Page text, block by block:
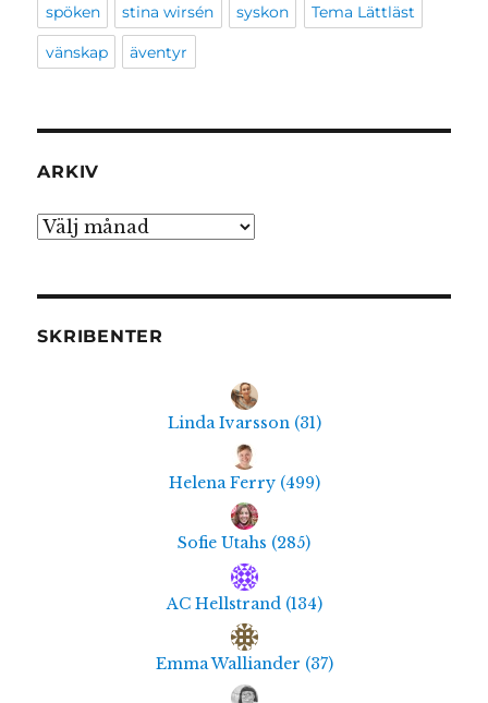
spöken stina wirsén syskon Tema Lättläst
vänskap äventyr
ARKIV
Arkiv
SKRIBENTER
Linda Ivarsson (31)
Helena Ferry (499)
Sofie Utahs (285)
AC Hellstrand (134)
Emma Walliander (37)